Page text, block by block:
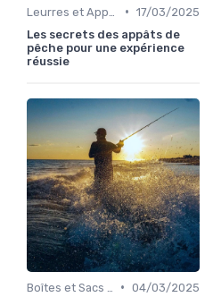
• 17/03/2025
Les secrets des appâts de
pêche pour une expérience
réussie
• 04/03/2025